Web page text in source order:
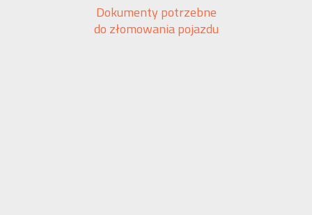
Dokumenty potrzebne
do złomowania pojazdu